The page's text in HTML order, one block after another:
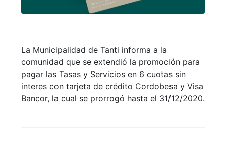
La Municipalidad de Tanti informa a la
comunidad que se extendió la promoción para
pagar las Tasas y Servicios en 6 cuotas sin
interes con tarjeta de crédito Cordobesa y Visa
Bancor, la cual se prorrogó hasta el 31/12/2020.